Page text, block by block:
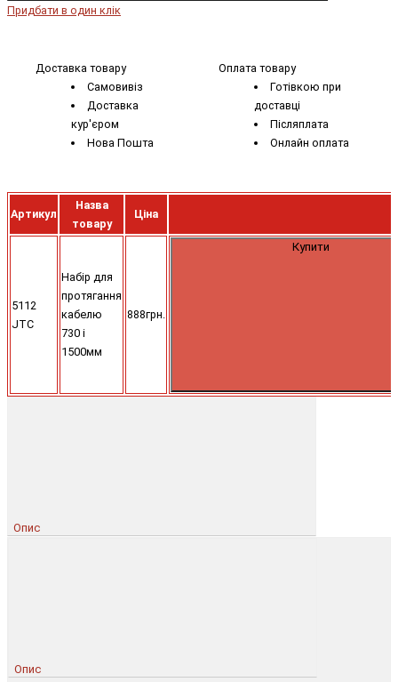
Придбати в один клік
Доставка товару
Самовивіз
Доставка
кур'єром
Нова Пошта
Оплата товару
Готівкою при
доставці
Післяплата
Онлайн оплата
Артикул
Назва
товару
Ціна
5112
JTC
Набір для
протягання
кабелю
730 і
1500мм
888грн.
Купити
Опис
Опис